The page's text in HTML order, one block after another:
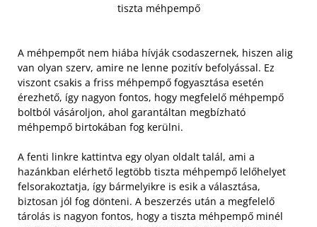
tiszta méhpempő
A méhpempőt nem hiába hívják csodaszernek, hiszen alig
van olyan szerv, amire ne lenne pozitív befolyással. Ez
viszont csakis a friss méhpempő fogyasztása esetén
érezhető, így nagyon fontos, hogy megfelelő méhpempő
boltból vásároljon, ahol garantáltan megbízható
méhpempő birtokában fog kerülni.
A fenti linkre kattintva egy olyan oldalt talál, ami a
hazánkban elérhető legtöbb tiszta méhpempő lelőhelyet
felsorakoztatja, így bármelyikre is esik a választása,
biztosan jól fog dönteni. A beszerzés után a megfelelő
tárolás is nagyon fontos, hogy a tiszta méhpempő minél